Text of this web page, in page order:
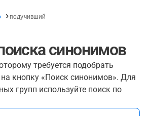
подучивший
синонимов
требуется подобрать
кнопку «Поиск синонимов». Для
групп используйте поиск по